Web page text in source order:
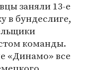
заняли 13-е
в бундеслиге,
команды.
«Динамо» все